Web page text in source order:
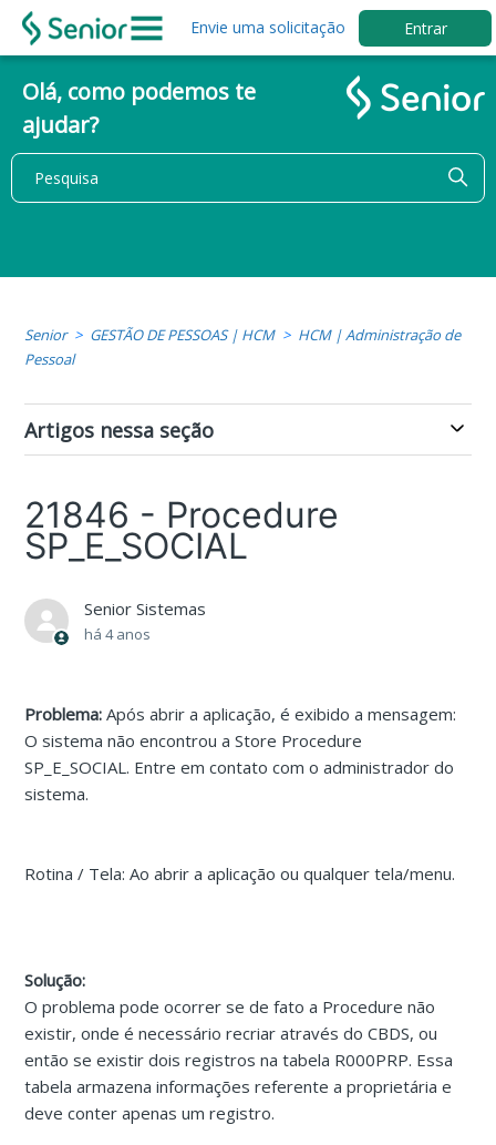
Envie uma solicitação Entrar
Olá, como podemos te
ajudar?
Senior GESTÃO DE PESSOAS | HCM
HCM | Administração de
Pessoal
Artigos nessa seção
21846 - Procedure
SP_E_SOCIAL
Senior Sistemas
há 4 anos
Problema:Após abrir a aplicação, é exibido a mensagem:
O sistema não encontrou a Store Procedure
SP_E_SOCIAL. Entre em contato com o administrador do
sistema.
Rotina / Tela: Ao abrir a aplicação ou qualquer tela/menu.
Solução:
O problema pode ocorrer se de fato a Procedure não
existir, onde é necessário recriar através do CBDS, ou
então se existir dois registros na tabela R000PRP. Essa
tabela armazena informações referente a proprietária e
deve conter apenas um registro.